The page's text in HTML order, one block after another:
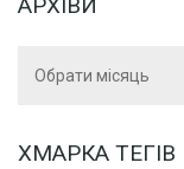
АРХІВИ
ХМАРКА ТЕГІВ